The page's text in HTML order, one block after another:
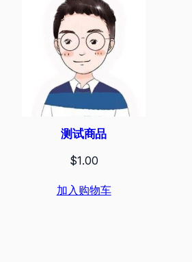
测试商品
$1.00
加入购物车